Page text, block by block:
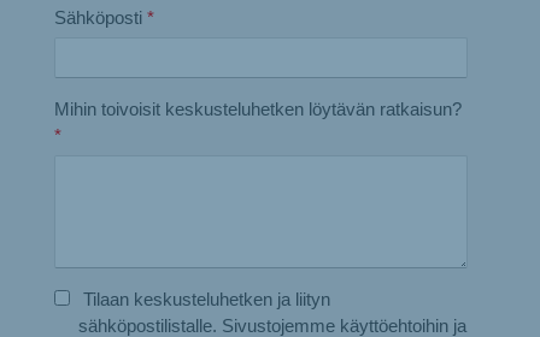
Sähköposti *
Mihin toivoisit keskusteluhetken löytävän ratkaisun?
*
Tilaan keskusteluhetken ja liityn
sähköpostilistalle. Sivustojemme käyttöehtoihin ja